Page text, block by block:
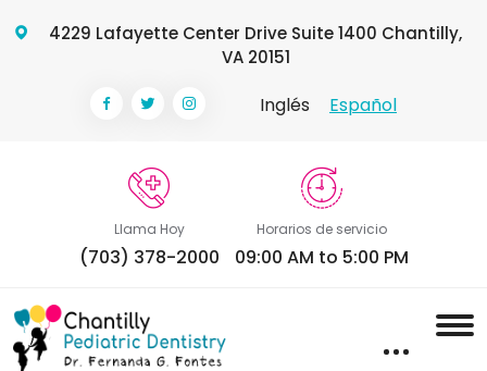
4229 Lafayette Center Drive Suite 1400 Chantilly,
VA 20151
Inglés Español
Llama Hoy
(703) 378-2000
Horarios de servicio
09:00 AM to 5:00 PM